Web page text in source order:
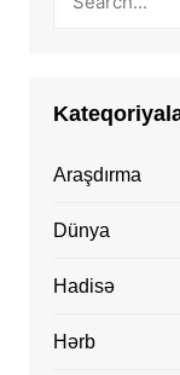
Araşdırma
Dünya
Hadisə
Hərb